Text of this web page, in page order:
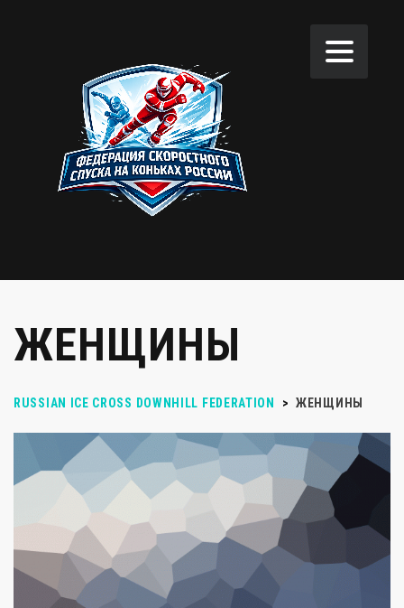
ЖЕНЩИНЫ
RUSSIAN ICE CROSS DOWNHILL FEDERATION > ЖЕНЩИНЫ